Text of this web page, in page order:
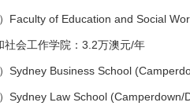
Faculty of Education and Social
会工作学院：3.2万澳元/年
Sydney Business School
Sydney Law School (Camperdown/